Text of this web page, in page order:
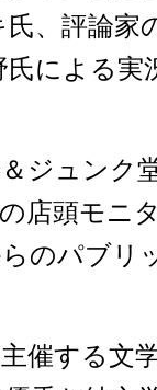
、評論家
による実
ジュンク
店頭モニ
のパブリ
催する文